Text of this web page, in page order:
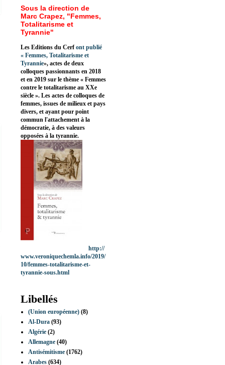
Sous la direction de
Marc Crapez, "Femmes,
Totalitarisme et
Tyrannie"
Les Editions du Cerfont publié
« Femmes, Totalitarisme et
Tyrannie», actes de deux
colloques passionnants en 2018
et en 2019 sur le thème « Femmes
contre le totalitarisme au XXe
siècle ». Les actes de colloques de
femmes, issues de milieux et pays
divers, et ayant pour point
commun l'attachement à la
démocratie, à des valeurs
opposées à la tyrannie.
http://
www.veroniquechemla.info/2019/
10/femmes-totalitarisme-et-
tyrannie-sous.html
Libellés
(Union européenne) (8)
Al-Dura (93)
Algérie (2)
Allemagne (40)
Antisémitisme (1762)
Arabes (634)